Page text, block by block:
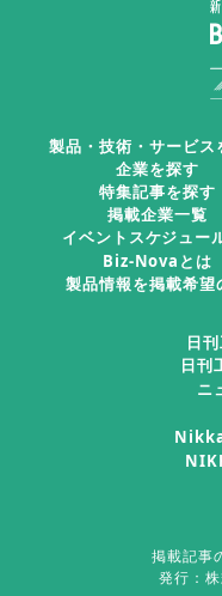
製品・技術・サービス
企業を探す
特集記事を探す
掲載企業一覧
イベントスケジュー
Biz-Novaとは
製品情報を掲載希望
日
日刊
ニ
掲載記事
発行：